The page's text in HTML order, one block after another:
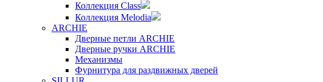
Коллекция Class
Коллекция Melodia
ARCHIE
Дверные петли ARCHIE
Дверные ручки ARCHIE
Механизмы
Фурнитура для раздвижных дверей